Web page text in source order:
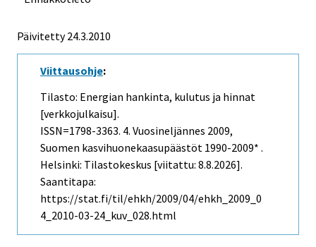
Päivitetty24.3.2010
Viittausohje:
Tilasto: Energian hankinta, kulutus ja hinnat
[verkkojulkaisu].
ISSN=1798-3363. 4. Vuosineljännes 2009,
Suomen kasvihuonekaasupäästöt 1990-2009* .
Helsinki: Tilastokeskus [viitattu: 8.8.2026].
Saantitapa:
https://stat.fi/til/ehkh/2009/04/ehkh_2009_0
4_2010-03-24_kuv_028.html